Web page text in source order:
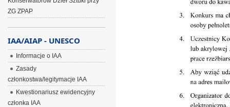
ZG ZPAP
IAA/AIAP - UNESCO
Informacje o IAA
Zasady
członkostwa/legitymacje IAA
Kwestionariusz ewidencyjny
członka IAA